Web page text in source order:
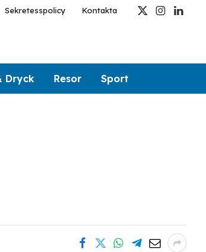
Sekretesspolicy Kontakta
X
Instagram
Dryck Resor Sport